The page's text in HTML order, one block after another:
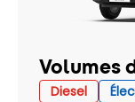
Volumes
Diesel